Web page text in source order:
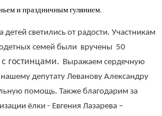
и праздничным гулянием.
светились от радости. Участникам
семей были вручены 50
с гостинцами. Выражаем сердечную
депутату Леванову Александру
помощь. Также благодарим за
ёлки - Евгения Лазарева –